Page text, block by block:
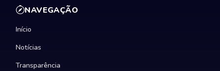
NAVEGAÇÃO
Início
Notícias
Transparência